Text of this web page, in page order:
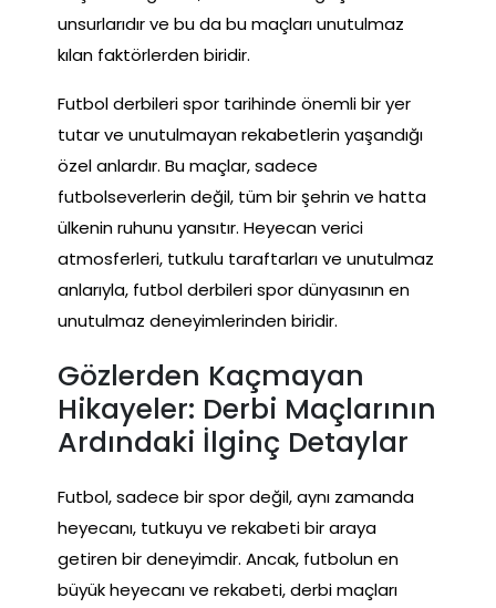
unsurlarıdır ve bu da bu maçları unutulmaz
kılan faktörlerden biridir.
Futbol derbileri spor tarihinde önemli bir yer
tutar ve unutulmayan rekabetlerin yaşandığı
özel anlardır. Bu maçlar, sadece
futbolseverlerin değil, tüm bir şehrin ve hatta
ülkenin ruhunu yansıtır. Heyecan verici
atmosferleri, tutkulu taraftarları ve unutulmaz
anlarıyla, futbol derbileri spor dünyasının en
unutulmaz deneyimlerinden biridir.
Gözlerden Kaçmayan
Hikayeler: Derbi Maçlarının
Ardındaki İlginç Detaylar
Futbol, sadece bir spor değil, aynı zamanda
heyecanı, tutkuyu ve rekabeti bir araya
getiren bir deneyimdir. Ancak, futbolun en
büyük heyecanı ve rekabeti, derbi maçları